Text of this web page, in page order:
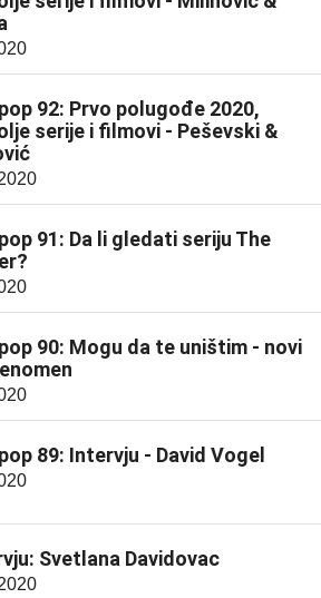
92: Prvo polugođe 2020,
serije i filmovi - Peševski &
91: Da li gledati seriju The
90: Mogu da te uništim - novi
89: Intervju - David Vogel
Svetlana Davidovac